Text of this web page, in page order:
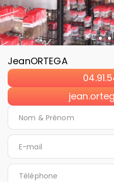
JeanORTEGA